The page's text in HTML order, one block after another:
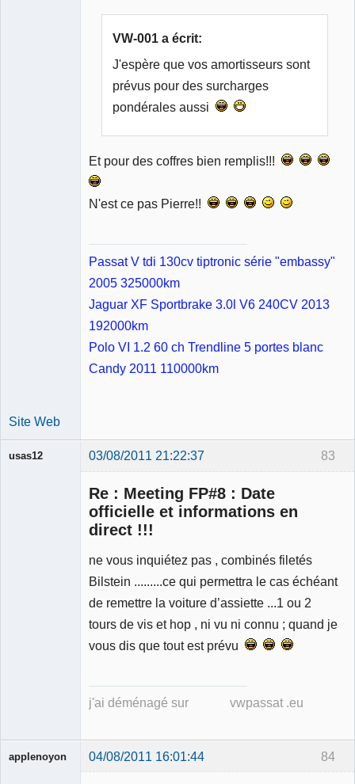
VW-001 a écrit:
J'espère que vos amortisseurs sont
prévus pour des surcharges
pondérales aussi
Et pour des coffres bien remplis!!!
N'est ce pas Pierre!!
Passat V tdi 130cv tiptronic série "embassy"
2005 325000km
Jaguar XF Sportbrake 3.0l V6 240CV 2013
192000km
Polo VI 1.2 60 ch Trendline 5 portes blanc
Candy 2011 110000km
Site Web
83
usas12 03/08/2011 21:22:37
Re : Meeting FP#8 : Date
officielle et informations en
direct !!!
ne vous inquiétez pas , combinés filetés
Bilstein .........ce qui permettra le cas échéant
de remettre la voiture d’assiette ...1 ou 2
tours de vis et hop , ni vu ni connu ; quand je
vous dis que tout est prévu
j'ai déménagé sur vwpassat .eu
84
applenoyon 04/08/2011 16:01:44